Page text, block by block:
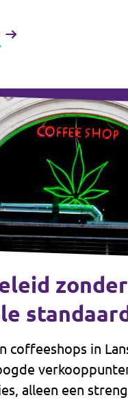
— maar waar
zonder
coffeeshops in
alleen een